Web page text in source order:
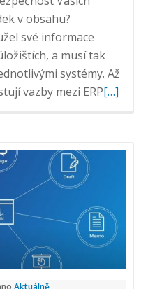
v obsahu?
své informace
a musí tak
systémy. Až
vazby mezi ERPPřečtěte
systémů,
15.
2021,
[…]